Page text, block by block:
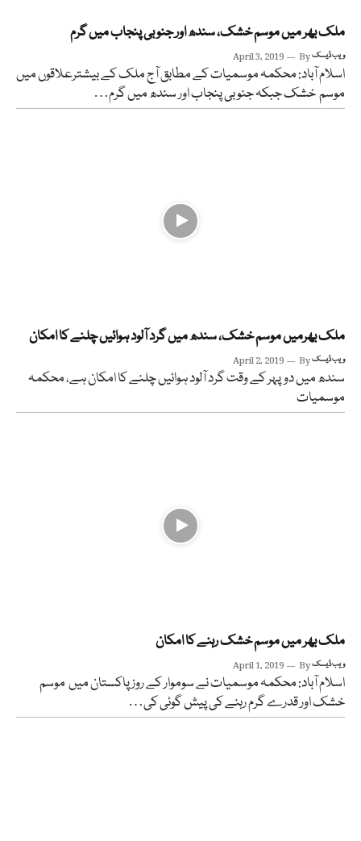
ملک بھر میں موسم خشک، سندھ اور جنوبی پنجاب میں گرم
April 3, 2019 Byویب ڈیسک
اسلام آباد: محکمہ موسمیات کے مطابق آج ملک کے بیشترعلاقوں میں
موسم خشک جبکہ جنوبی پنجاب اور سندھ میں گرم…
ملک بھرمیں موسم خشک، سندھ میں گرد آلود ہوائیں چلنے کا امکان
April 2, 2019 Byویب ڈیسک
سندھ میں دوپہر کے وقت گرد آلود ہوائیں چلنے کا امکان ہے، محکمہ
موسمیات
ملک بھر میں موسم خشک رہنے کا امکان
April 1, 2019 Byویب ڈیسک
اسلام آباد: محکمہ موسمیات نے سوموار کے روز پاکستان میں موسم
خشک اور قدرے گرم رہنے کی پیش گوئی کی…